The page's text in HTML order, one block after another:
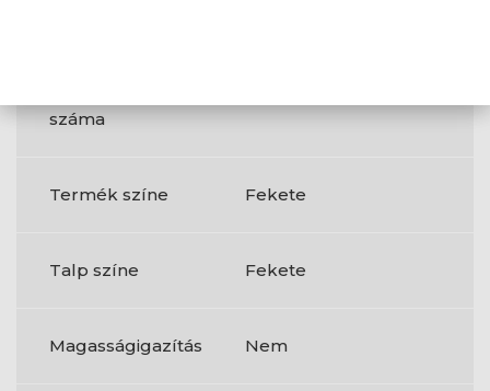
száma
Termék színe Fekete
Talp színe Fekete
Magasságigazítás Nem